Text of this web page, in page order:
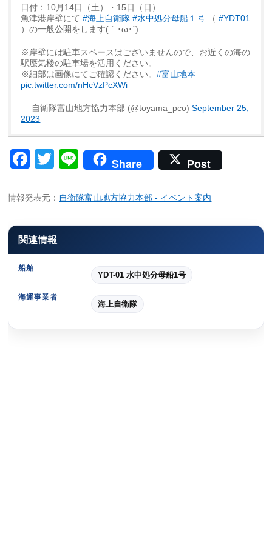
日付：10月14日（土）・15日（日）
魚津港岸壁にて#海上自衛隊 #水中処分母船１号 （#YDT01
）の一般公開をします(｀･ω･´)ゞ
※岸壁には駐車スペースはございませんので、お近くの海の
駅蜃気楼の駐車場を活用ください。
※細部は画像にてご確認ください。#富山地本
pic.twitter.com/nHcVzPcXWi
— 自衛隊富山地方協力本部 (@toyama_pco)September 25,
2023
Facebook
Twitter
LineShare Post
情報発表元： 自衛隊富山地方協力本部 - イベント案内
関連情報
船舶
YDT-01 水中処分母船1号
海運事業者
海上自衛隊